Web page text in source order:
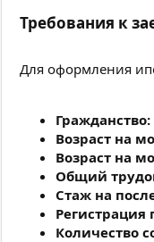
Требования к
Для оформления
Гражданство:
Возраст на
Возраст на
Общий
Стаж на
Количество